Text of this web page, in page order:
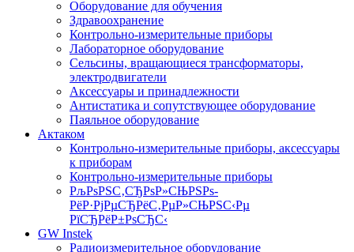
Оборудование для обучения
Здравоохранение
Контрольно-измерительные приборы
Лабораторное оборудование
Сельсины, вращающиеся трансформаторы,
электродвигатели
Аксессуары и принадлежности
Антистатика и сопутствующее оборудование
Паяльное оборудование
Актаком
Контрольно-измерительные приборы, аксессуары
к приборам
Контрольно-измерительные приборы
РљРѕРЅС‚СЂРѕР»СЊРЅРѕ-
РёР·РјРµСЂРёС‚РµР»СЊРЅС‹Рµ
РїСЂРёР±РѕСЂС‹
GW Instek
Радиоизмерительное оборудование